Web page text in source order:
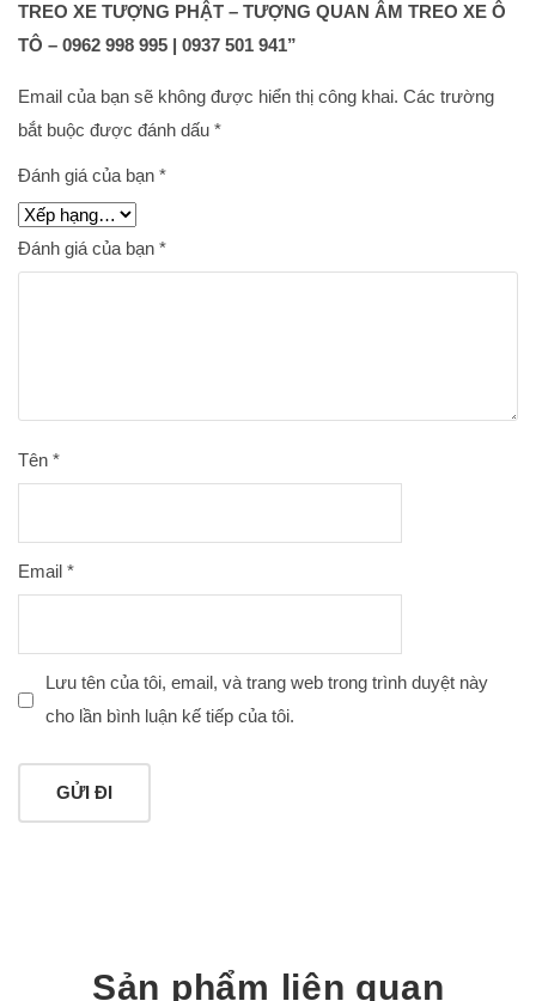
TREO XE TƯỢNG PHẬT – TƯỢNG QUAN ÂM TREO XE Ô
TÔ – 0962 998 995 | 0937 501 941”
Email của bạn sẽ không được hiển thị công khai. Các trường
bắt buộc được đánh dấu *
Đánh giá của bạn *
Đánh giá của bạn *
Tên *
Email *
Lưu tên của tôi, email, và trang web trong trình duyệt này
cho lần bình luận kế tiếp của tôi.
Sản phẩm liên quan